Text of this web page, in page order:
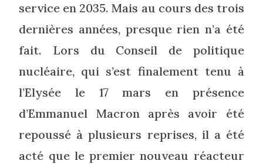
service en 2035. Mais au cours des trois
dernières années, presque rien n’a été
fait. Lors du Conseil de politique
nucléaire, qui s’est finalement tenu à
l’Elysée le 17 mars en présence
d’Emmanuel Macron après avoir été
repoussé à plusieurs reprises, il a été
acté que le premier nouveau réacteur